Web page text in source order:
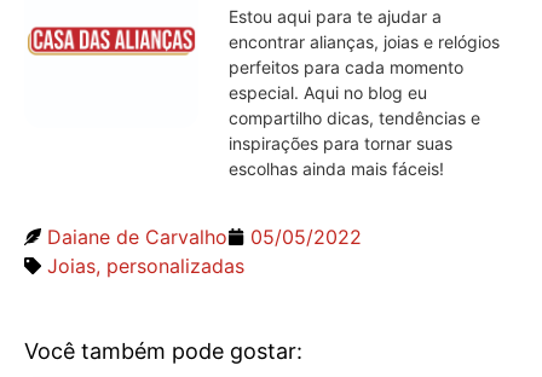
Estou aqui para te ajudar a
encontrar alianças, joias e relógios
perfeitos para cada momento
especial. Aqui no blog eu
compartilho dicas, tendências e
inspirações para tornar suas
escolhas ainda mais fáceis!
Daiane de Carvalho
05/05/2022
Joias, personalizadas
Você também pode gostar: